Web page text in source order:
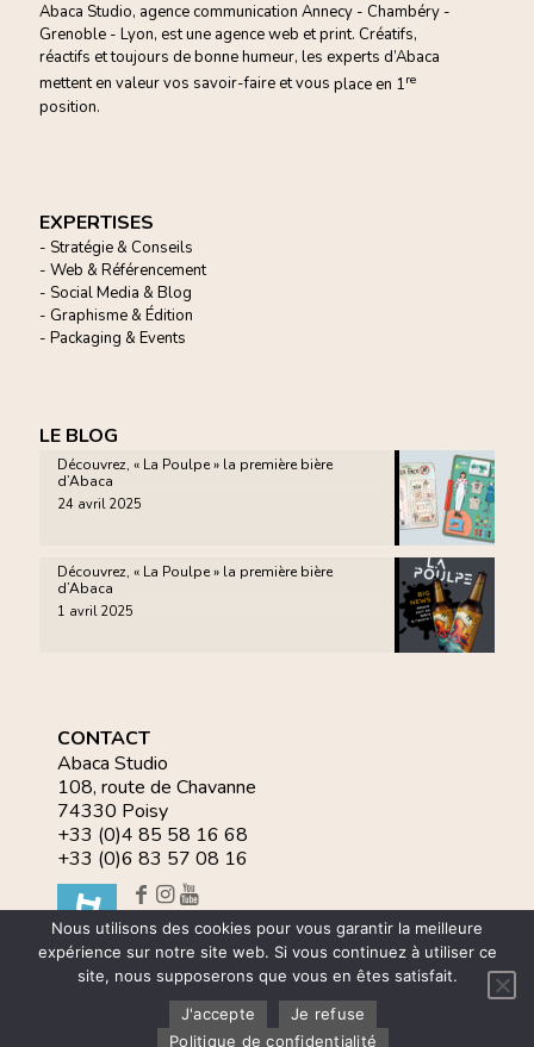
Abaca Studio, agence communication Annecy - Chambéry -
Grenoble - Lyon, est une agence web et print. Créatifs,
réactifs et toujours de bonne humeur, les experts d’Abaca
mettent en valeur vos savoir-faire et vous place en 1re
position.
EXPERTISES
- Stratégie & Conseils
- Web & Référencement
- Social Media & Blog
- Graphisme & Édition
- Packaging & Events
LE BLOG
Découvrez, « La Poulpe » la première bière
d’Abaca
24 avril 2025
Découvrez, « La Poulpe » la première bière
d’Abaca
1 avril 2025
CONTACT
Abaca Studio
108, route de Chavanne
74330 Poisy
+33 (0)4 85 58 16 68
+33 (0)6 83 57 08 16
© 2020 Abaca Studio - Tous droits réservés |Mentions
Politique des cookies|Formulaires pour la
protection des données
Nous utilisons des cookies pour vous garantir la meilleure
expérience sur notre site web. Si vous continuez à utiliser ce
site, nous supposerons que vous en êtes satisfait.
J'accepte
Je refuse
Politique de confidentialité